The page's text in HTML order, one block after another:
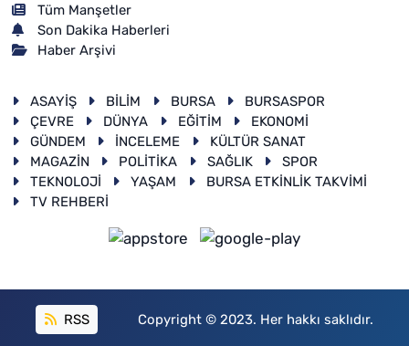
Tüm Manşetler
Son Dakika Haberleri
Haber Arşivi
ASAYİŞ BİLİM BURSA
BURSASPOR
ÇEVRE
DÜNYA EĞİTİM
EKONOMİ
GÜNDEM
İNCELEME
KÜLTÜR SANAT
MAGAZİN
POLİTİKA SAĞLIK
SPOR
TEKNOLOJİ
YAŞAM
BURSA ETKİNLİK TAKVİMİ
TV REHBERİ
RSS Copyright © 2023. Her hakkı saklıdır.